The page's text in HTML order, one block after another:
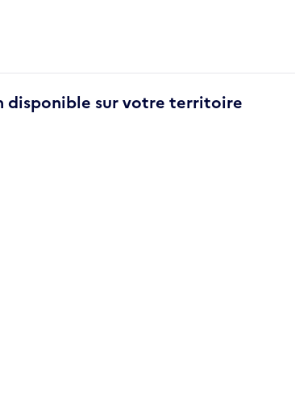
disponible sur votre territoire